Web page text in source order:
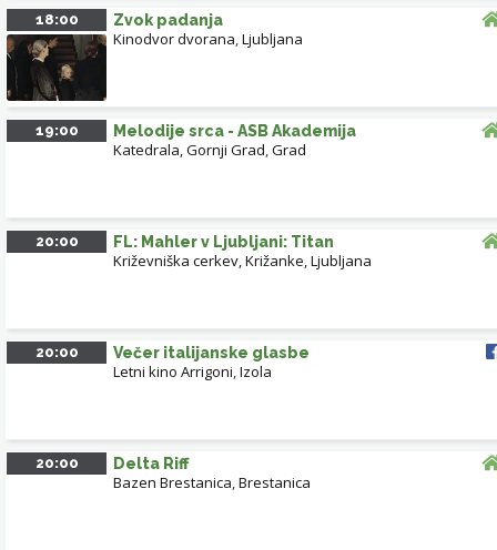
18:00 Zvok padanja
Kinodvor dvorana,Ljubljana
19:00 Melodije srca - ASB Akademija
Katedrala, Gornji Grad,Grad
20:00 FL: Mahler v Ljubljani: Titan
Križevniška cerkev, Križanke, Ljubljana
20:00 Večer italijanske glasbe
Letni kino Arrigoni,Izola
20:00 Delta Riff
Bazen Brestanica,Brestanica